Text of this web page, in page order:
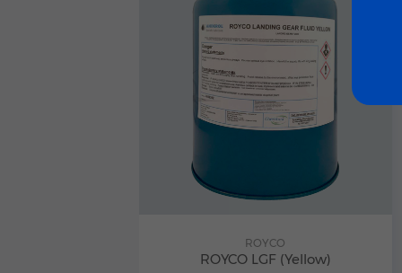
ROYCO
ROYCO LGF (Yellow)